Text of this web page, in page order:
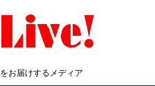
お届けするメディア